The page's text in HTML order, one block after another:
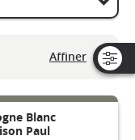
Affiner
Blanc
Paul